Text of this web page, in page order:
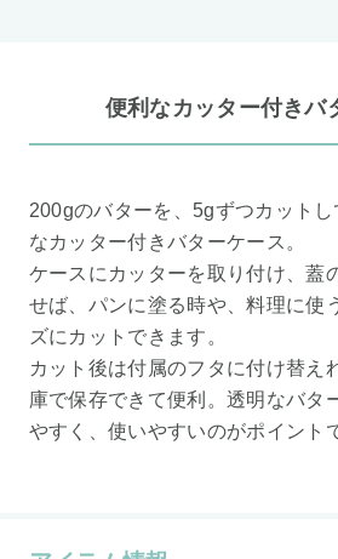
便利なカッター付きバ
200gのバターを、5gずつカットし
なカッター付きバターケース。
ケースにカッターを取り付け、蓋
せば、パンに塗る時や、料理に使
ズにカットできます。
カット後は付属のフタに付け替え
庫で保存できて便利。透明なバタ
やすく、使いやすいのがポイント